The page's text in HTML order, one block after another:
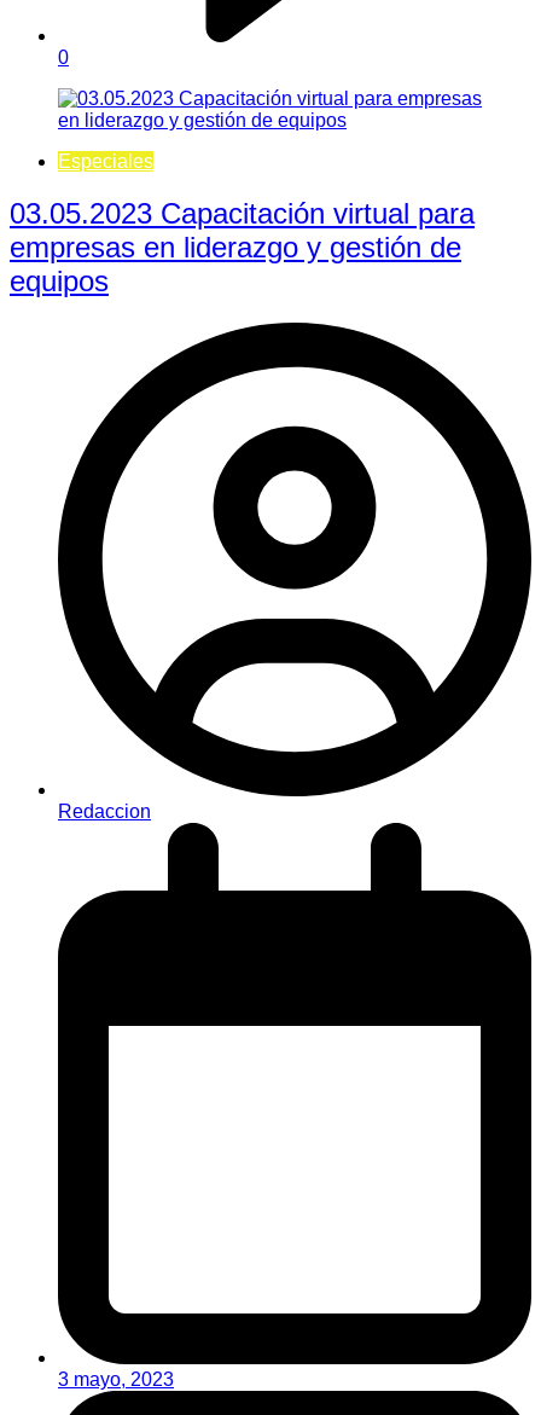
0
Especiales
03.05.2023 Capacitación virtual para
empresas en liderazgo y gestión de
equipos
Redaccion
3 mayo, 2023